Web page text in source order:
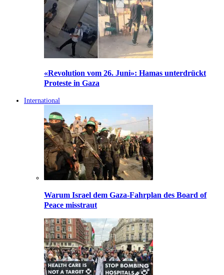
«Revolution vom 26. Juni»: Hamas unterdrückt
Proteste in Gaza
International
Warum Israel dem Gaza-Fahrplan des Board of
Peace misstraut